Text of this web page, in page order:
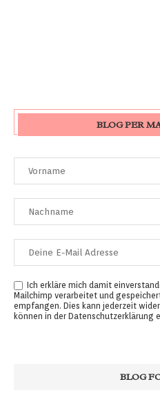
BLOG PER
Ich erkläre mich damit
Mailchimp verarbeitet und
empfangen. Dies kann jederzeit
können in der Datenschutzerklärung